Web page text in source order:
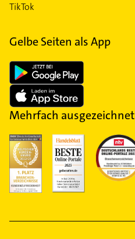
TikTok
Gelbe Seiten als App
Mehrfach ausgezeichnet